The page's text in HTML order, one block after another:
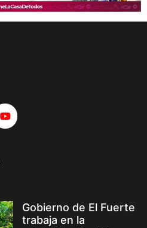
Gobierno de El Fuerte
trabaja en la